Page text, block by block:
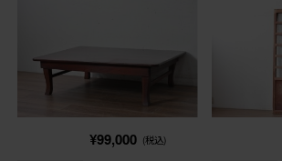
¥99,000 (税込)